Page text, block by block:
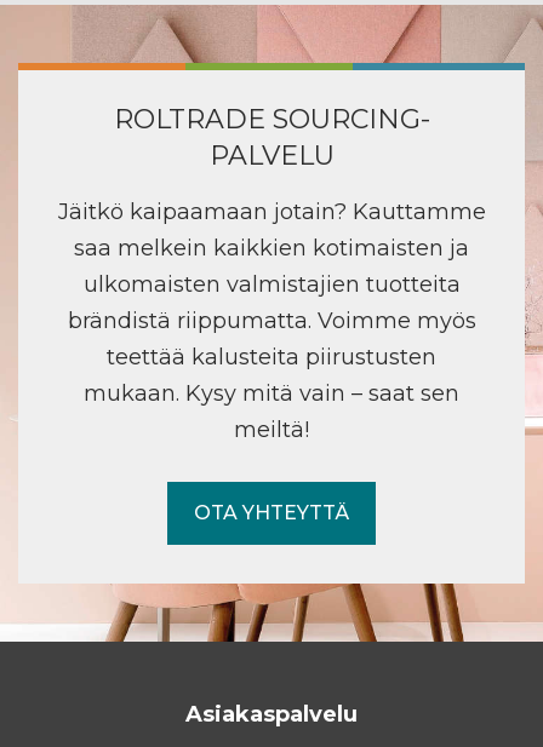
ROLTRADE SOURCING-
PALVELU
Jäitkö kaipaamaan jotain? Kauttamme
saa melkein kaikkien kotimaisten ja
ulkomaisten valmistajien tuotteita
brändistä riippumatta. Voimme myös
teettää kalusteita piirustusten
mukaan. Kysy mitä vain – saat sen
meiltä!
OTA YHTEYTTÄ
Asiakaspalvelu